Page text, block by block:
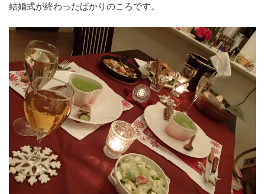
結婚式が終わったばかりのころです。